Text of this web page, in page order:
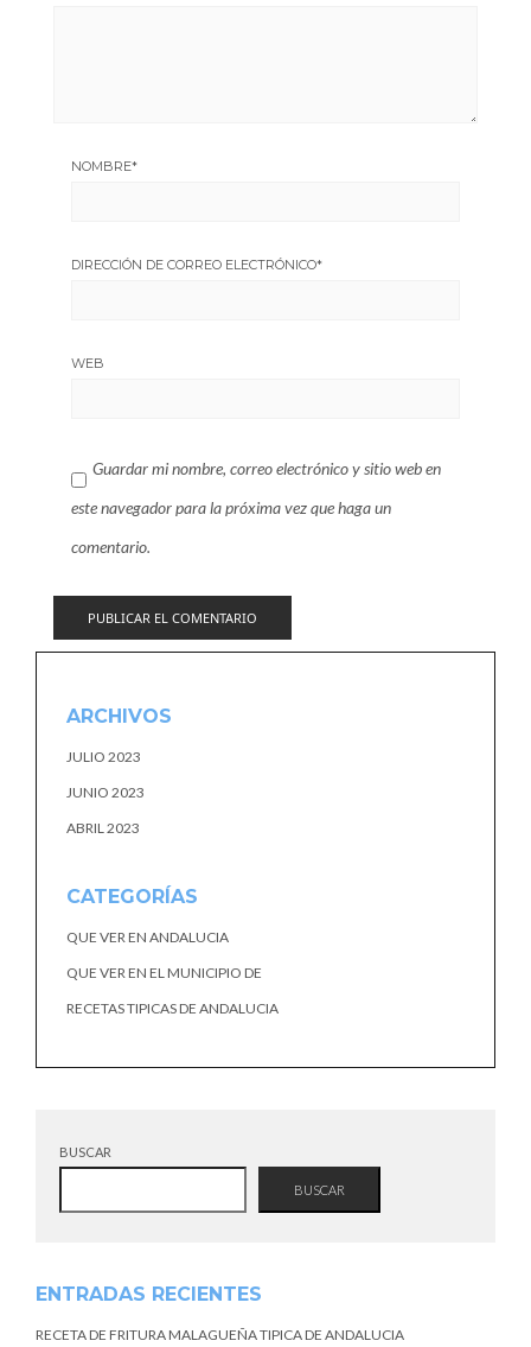
NOMBRE*
DIRECCIÓN DE CORREO ELECTRÓNICO*
WEB
Guardar mi nombre, correo electrónico y sitio web en
este navegador para la próxima vez que haga un
comentario.
ARCHIVOS
JULIO 2023
JUNIO 2023
ABRIL 2023
CATEGORÍAS
QUE VER EN ANDALUCIA
QUE VER EN EL MUNICIPIO DE
RECETAS TIPICAS DE ANDALUCIA
BUSCAR
BUSCAR
ENTRADAS RECIENTES
RECETA DE FRITURA MALAGUEÑA TIPICA DE ANDALUCIA